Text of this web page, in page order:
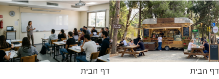
דף הבית דף הבית